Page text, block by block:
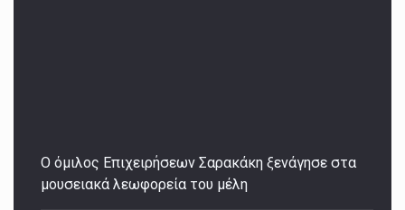
Ο όμιλος Επιχειρήσεων Σαρακάκη ξενάγησε στα
μουσειακά λεωφορεία του μέλη